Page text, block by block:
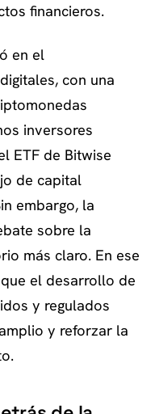
financieros.
en el
con una
inversores
ETF de Bitwise
de capital
embargo, la
sobre la
más claro. En ese
el desarrollo de
y regulados
y reforzar la